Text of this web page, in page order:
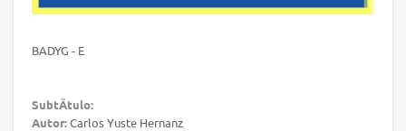
BADYG - E
SubtÃ­tulo:
Autor:Carlos Yuste Hernanz